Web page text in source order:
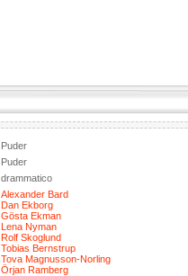
Puder
Puder
drammatico
Alexander Bard
Dan Ekborg
Gösta Ekman
Lena Nyman
Rolf Skoglund
Tobias Bernstrup
Tova Magnusson-Norling
Örjan Ramberg